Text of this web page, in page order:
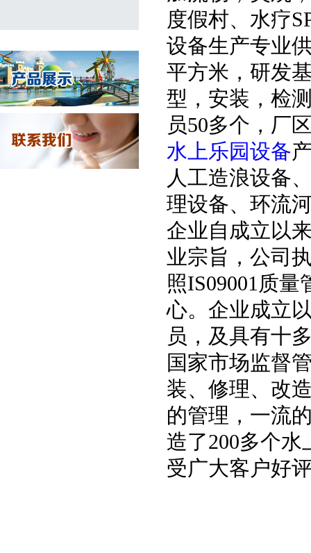
度假村、水疗
设备生产专业
平方米，研发
型，安装，检
员50多个，厂
水上乐园设备
人工造浪设备
理设备、环流
企业自成立以
业宗旨，公司
照IS09001质
心。企业成立
员，及具有十
国家市场监督
装、修理、改
的管理，一流
造了200多个
受广大客户好